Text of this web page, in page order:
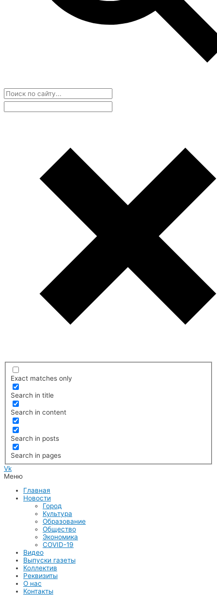
Exact matches only
Search in title
Search in content
Search in posts
Search in pages
Vk
Меню
Главная
Новости
Город
Культура
Образование
Общество
Экономика
COVID-19
Видео
Выпуски газеты
Коллектив
Реквизиты
О нас
Контакты